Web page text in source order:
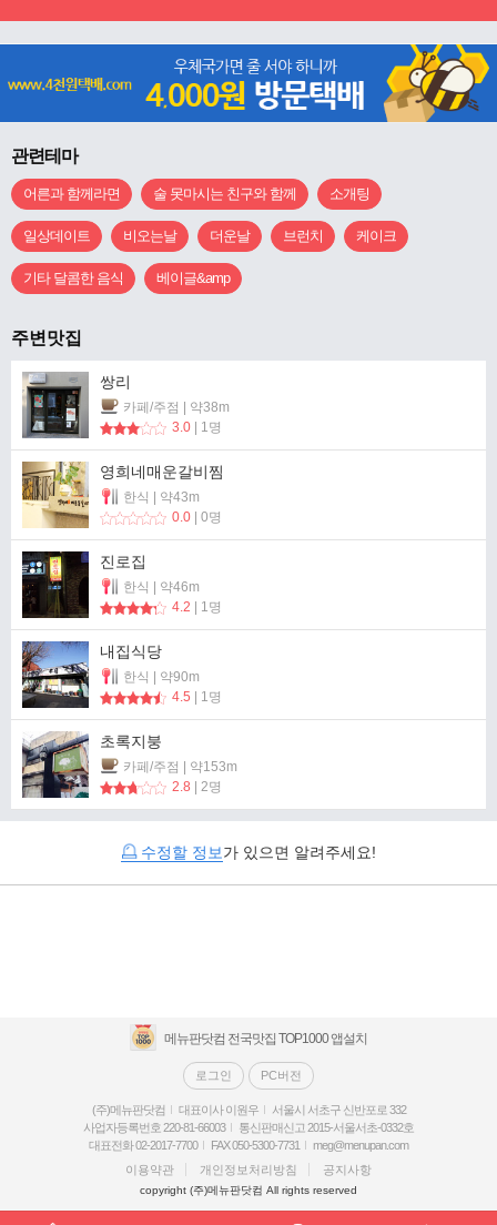
관련테마
어른과 함께라면 술 못마시는 친구와 함께 소개팅
일상데이트 비오는날 더운날 브런치 케이크
기타 달콤한 음식 베이글&amp
주변맛집
쌍리
카페/주점 | 약38m
3.0 | 1명
영희네매운갈비찜
한식 | 약43m
0.0 | 0명
진로집
한식 | 약46m
4.2 | 1명
내집식당
한식 | 약90m
4.5 | 1명
초록지붕
카페/주점 | 약153m
2.8 | 2명
수정할 정보가 있으면 알려주세요!
메뉴판닷컴 전국맛집 TOP1000 앱설치
로그인 PC버전
(주)메뉴판닷컴 대표이사 이원우
서울시 서초구 신반포로 332
사업자등록번호 220-81-66003
통신판매신고 2015-서울서초-0332호
대표전화 02-2017-7700
FAX 050-5300-7731
meg@menupan.com
이용약관
개인정보처리방침 공지사항
copyright (주)메뉴판닷컴 All rights reserved